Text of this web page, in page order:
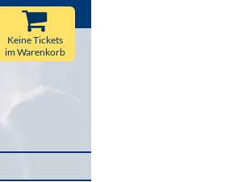
Keine Tickets
im Warenkorb